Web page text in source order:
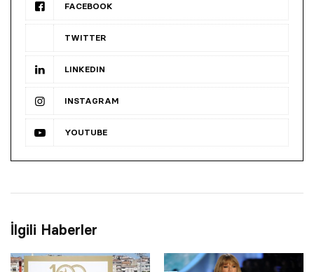
FACEBOOK
TWITTER
LINKEDIN
INSTAGRAM
YOUTUBE
İlgili Haberler